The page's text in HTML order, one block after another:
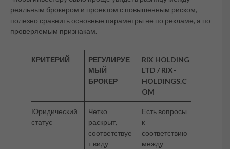
реальным брокером и проектом с повышенным риском,
полезно сравнить основные параметры не по рекламе, а по
проверяемым признакам.
КРИТЕРИЙ
РЕГУЛИРУЕ
МЫЙ
БРОКЕР
RIX HOLDING
LTD / RIX-
HOLDINGS.C
OM
Юридический
статус
Четко
раскрыт,
соответствуе
т виду
Есть вопросы
к
соответствию
между